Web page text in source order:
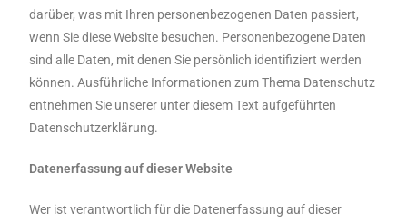
darüber, was mit Ihren personenbezogenen Daten passiert,
wenn Sie diese Website besuchen. Personenbezogene Daten
sind alle Daten, mit denen Sie persönlich identifiziert werden
können. Ausführliche Informationen zum Thema Datenschutz
entnehmen Sie unserer unter diesem Text aufgeführten
Datenschutzerklärung.
Datenerfassung auf dieser Website
Wer ist verantwortlich für die Datenerfassung auf dieser